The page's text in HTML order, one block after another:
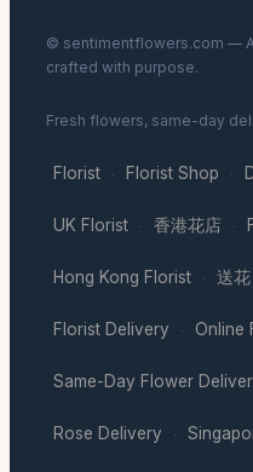
© sentimentflowers.com —
crafted with purpose.
Fresh flowers, same-day
Florist · Florist Shop ·
UK Florist · 香港花店 ·
Hong Kong Florist · 送花
Florist Delivery · Online
Same-Day Flower
Rose Delivery ·